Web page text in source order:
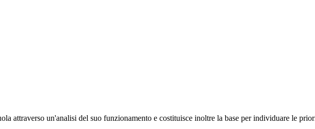
attraverso un'analisi del suo funzionamento e costituisce inoltre la base per individuare le